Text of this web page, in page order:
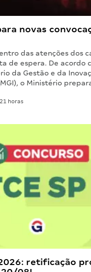
novas
das atenções dos
de espera. De acordo
da Gestão e da
o Ministério
horas
2026: retificação